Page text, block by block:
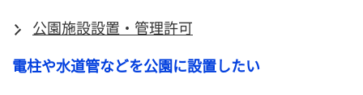
公園施設設置・管理許可
電柱や水道管などを公園に設置したい